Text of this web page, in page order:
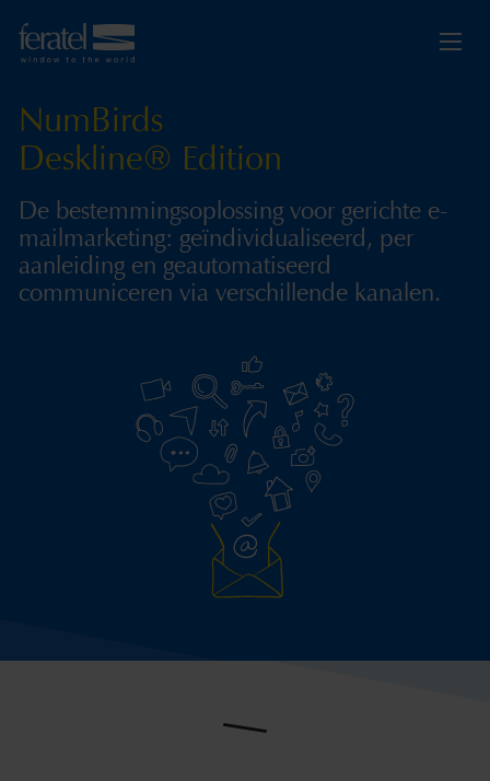
NumBirds
Deskline® Edition
De bestemmingsoplossing voor gerichte e-
mailmarketing: geïndividualiseerd, per
aanleiding en geautomatiseerd
communiceren via verschillende kanalen.